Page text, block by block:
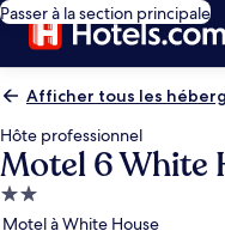
Passer à la section principale
Afficher tous les
Hôte professionnel
Motel 6 White
Hébergement
2.0 étoiles
Motel à White House